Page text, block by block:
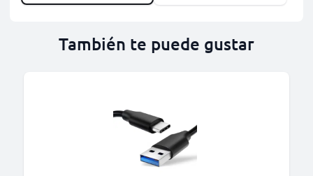
También te puede gustar